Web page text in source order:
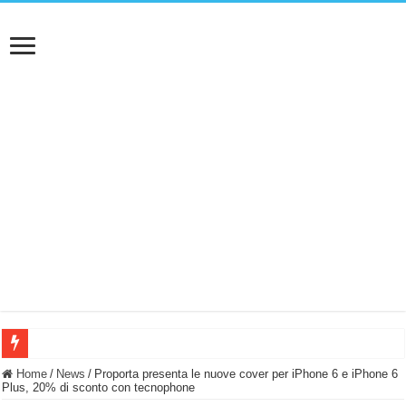
BASTA FATICARE! Questo robot tagliaerba lo appoggi e fa tutto lui! (Senza
Home / News / Proporta presenta le nuove cover per iPhone 6 e iPhone 6
Plus, 20% di sconto con tecnophone